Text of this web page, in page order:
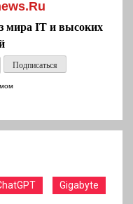
мира IT и высоких
Gigabyte